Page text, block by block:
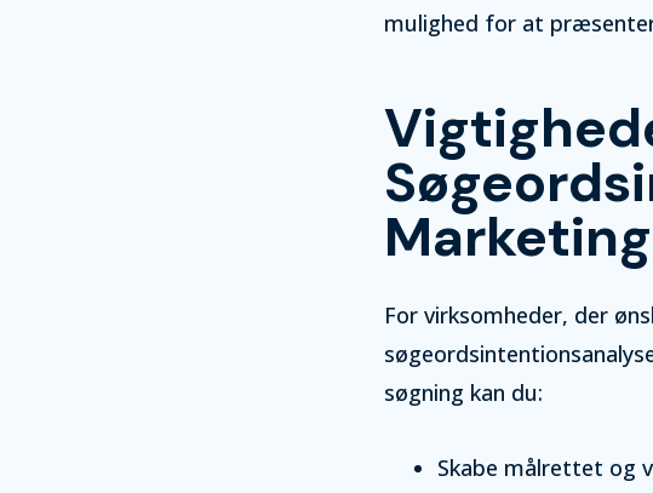
mulighed for at
Marketing
For virksomheder, der
søgning kan du:
Skabe målrettet og